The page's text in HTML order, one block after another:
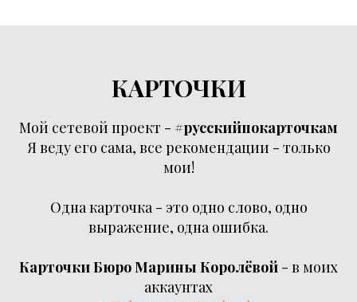
КАРТОЧКИ
Мой сетевой проект - #русскийпокарточкам
Я веду его сама, все рекомендации - только
мои!
Одна карточка - это одно слово, одно
выражение, одна ошибка.
Карточки Бюро Марины Королёвой - в моих
аккаунтах